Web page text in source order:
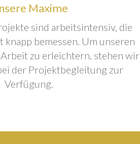
Maxime
sind arbeitsintensiv, die
knapp bemessen. Um unseren
zu erleichtern, stehen wir
der Projektbegleitung zur
Verfügung.